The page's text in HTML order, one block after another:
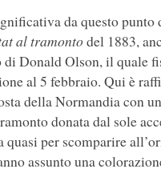
da questo punto
al tramontodel 1883,
Donald Olson, il quale
al 5 febbraio. Qui è
della Normandia con
donata dal sole
quasi per scomparire
assunto una